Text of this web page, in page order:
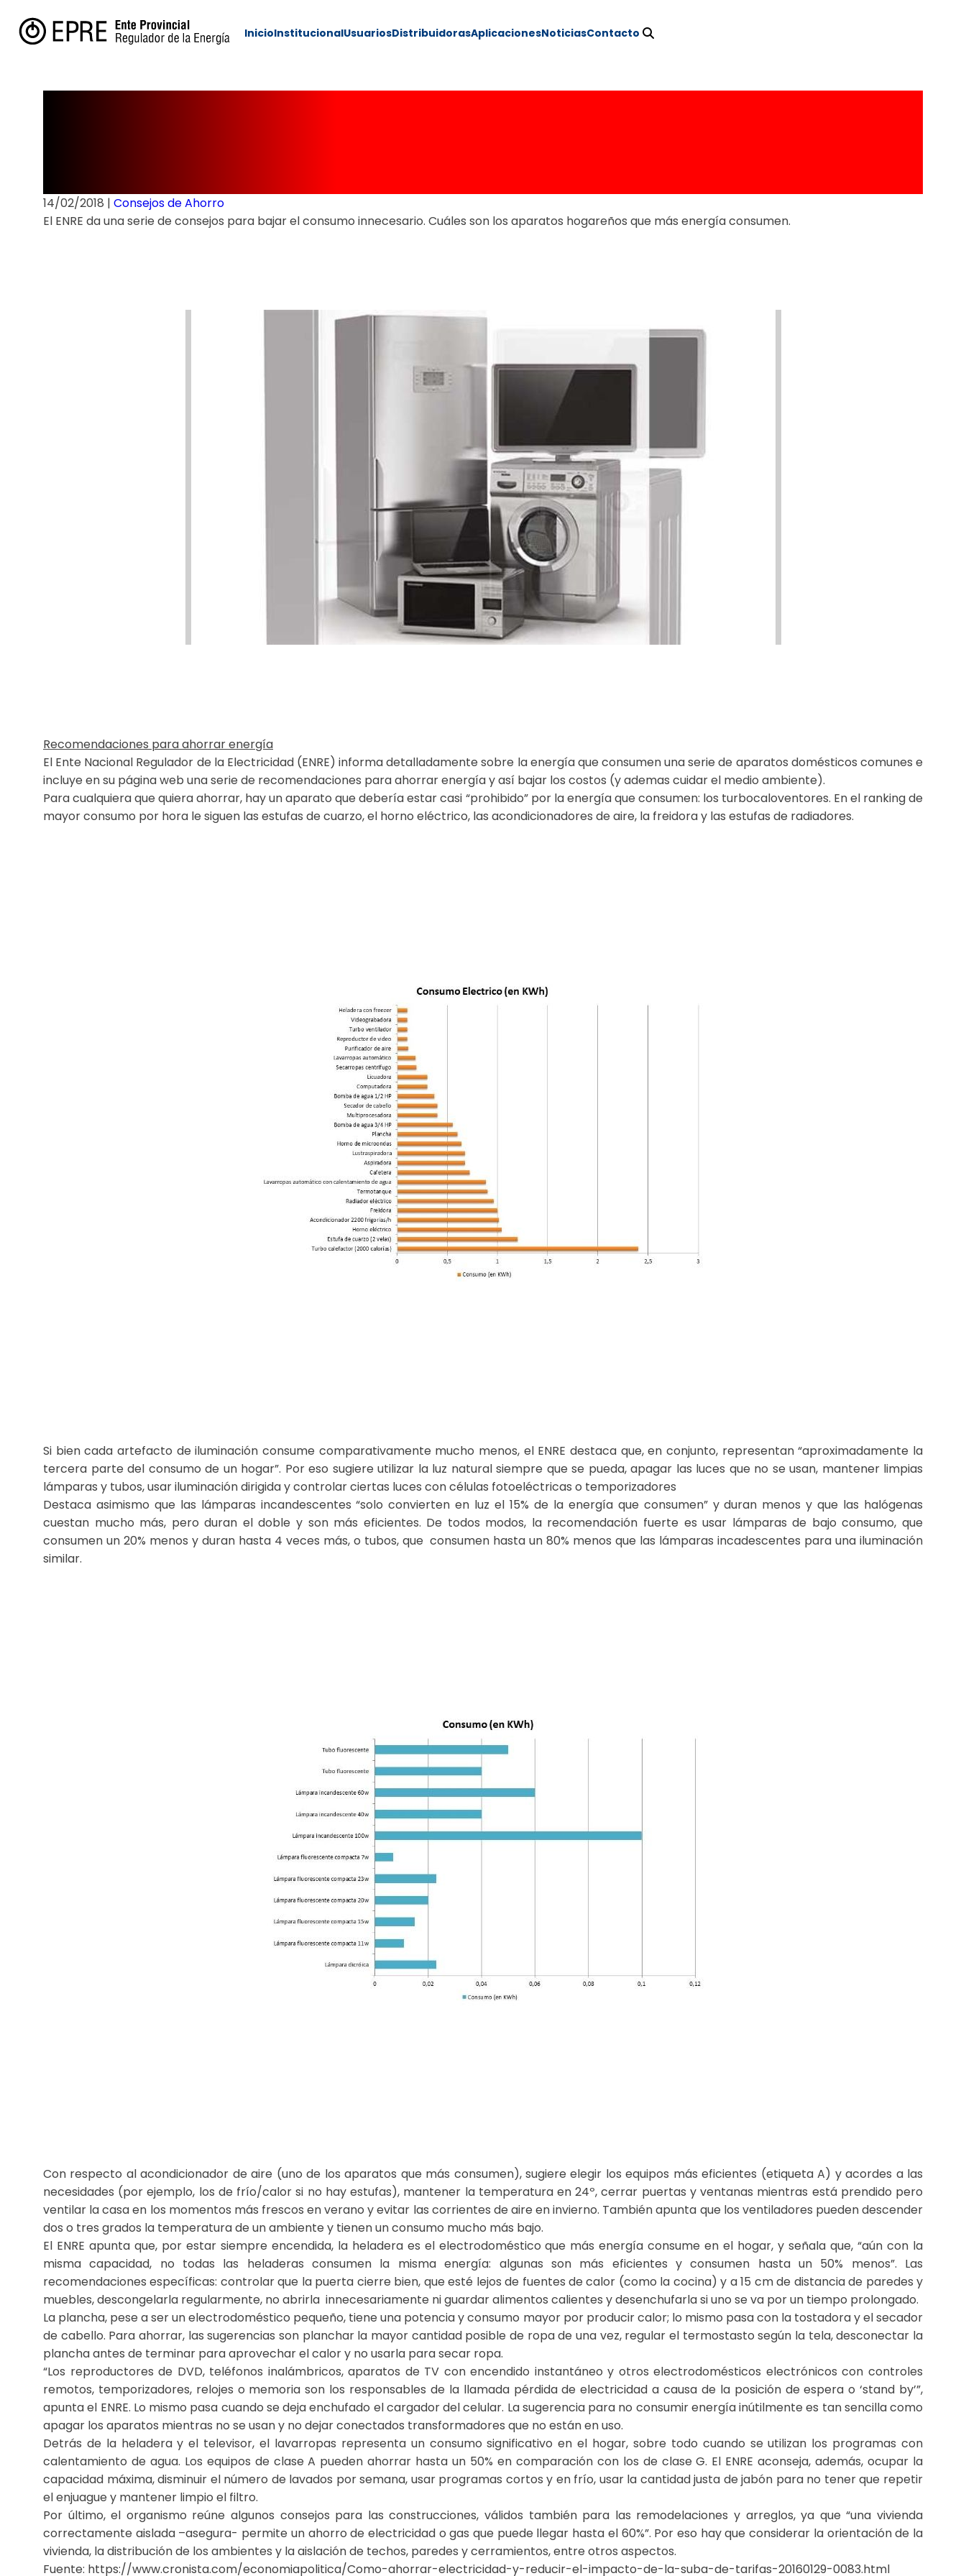
InicioInstitucionalUsuariosDistribuidorasAplicacionesNoticiasContacto
14/02/2018 | Consejos de Ahorro
El ENRE da una serie de consejos para bajar el consumo innecesario. Cuáles son los aparatos hogareños que más energía consumen.
Recomendaciones para ahorrar energía
El Ente Nacional Regulador de la Electricidad (ENRE) informa detalladamente sobre la energía que consumen una serie de aparatos domésticos comunes e
incluye en su página web una serie de recomendaciones para ahorrar energía y así bajar los costos (y ademas cuidar el medio ambiente).
Para cualquiera que quiera ahorrar, hay un aparato que debería estar casi “prohibido” por la energía que consumen: los turbocaloventores. En el ranking de
mayor consumo por hora le siguen las estufas de cuarzo, el horno eléctrico, las acondicionadores de aire, la freidora y las estufas de radiadores.
Si bien cada artefacto de iluminación consume comparativamente mucho menos, el ENRE destaca que, en conjunto, representan “aproximadamente la
tercera parte del consumo de un hogar”. Por eso sugiere utilizar la luz natural siempre que se pueda, apagar las luces que no se usan, mantener limpias
lámparas y tubos, usar iluminación dirigida y controlar ciertas luces con células fotoeléctricas o temporizadores
Destaca asimismo que las lámparas incandescentes “solo convierten en luz el 15% de la energía que consumen” y duran menos y que las halógenas
cuestan mucho más, pero duran el doble y son más eficientes. De todos modos, la recomendación fuerte es usar lámparas de bajo consumo, que
consumen un 20% menos y duran hasta 4 veces más, o tubos, que consumen hasta un 80% menos que las lámparas incadescentes para una iluminación
similar.
Con respecto al acondicionador de aire (uno de los aparatos que más consumen), sugiere elegir los equipos más eficientes (etiqueta A) y acordes a las
necesidades (por ejemplo, los de frío/calor si no hay estufas), mantener la temperatura en 24º, cerrar puertas y ventanas mientras está prendido pero
ventilar la casa en los momentos más frescos en verano y evitar las corrientes de aire en invierno. También apunta que los ventiladores pueden descender
dos o tres grados la temperatura de un ambiente y tienen un consumo mucho más bajo.
El ENRE apunta que, por estar siempre encendida, la heladera es el electrodoméstico que más energía consume en el hogar, y señala que, “aún con la
misma capacidad, no todas las heladeras consumen la misma energía: algunas son más eficientes y consumen hasta un 50% menos”. Las
recomendaciones específicas: controlar que la puerta cierre bien, que esté lejos de fuentes de calor (como la cocina) y a 15 cm de distancia de paredes y
muebles, descongelarla regularmente, no abrirla innecesariamente ni guardar alimentos calientes y desenchufarla si uno se va por un tiempo prolongado.
La plancha, pese a ser un electrodoméstico pequeño, tiene una potencia y consumo mayor por producir calor; lo mismo pasa con la tostadora y el secador
de cabello. Para ahorrar, las sugerencias son planchar la mayor cantidad posible de ropa de una vez, regular el termostasto según la tela, desconectar la
plancha antes de terminar para aprovechar el calor y no usarla para secar ropa.
“Los reproductores de DVD, teléfonos inalámbricos, aparatos de TV con encendido instantáneo y otros electrodomésticos electrónicos con controles
remotos, temporizadores, relojes o memoria son los responsables de la llamada pérdida de electricidad a causa de la posición de espera o ‘stand by’”,
apunta el ENRE. Lo mismo pasa cuando se deja enchufado el cargador del celular. La sugerencia para no consumir energía inútilmente es tan sencilla como
apagar los aparatos mientras no se usan y no dejar conectados transformadores que no están en uso.
Detrás de la heladera y el televisor, el lavarropas representa un consumo significativo en el hogar, sobre todo cuando se utilizan los programas con
calentamiento de agua. Los equipos de clase A pueden ahorrar hasta un 50% en comparación con los de clase G. El ENRE aconseja, además, ocupar la
capacidad máxima, disminuir el número de lavados por semana, usar programas cortos y en frío, usar la cantidad justa de jabón para no tener que repetir
el enjuague y mantener limpio el filtro.
Por último, el organismo reúne algunos consejos para las construcciones, válidos también para las remodelaciones y arreglos, ya que “una vivienda
correctamente aislada –asegura- permite un ahorro de electricidad o gas que puede llegar hasta el 60%”. Por eso hay que considerar la orientación de la
vivienda, la distribución de los ambientes y la aislación de techos, paredes y cerramientos, entre otros aspectos.
Fuente: https://www.cronista.com/economiapolitica/Como-ahorrar-electricidad-y-reducir-el-impacto-de-la-suba-de-tarifas-20160129-0083.html